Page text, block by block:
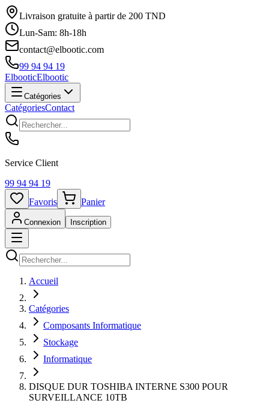
Livraison gratuite à partir de 200 TND
Lun-Sam: 8h-18h
contact@elbootic.com
99 94 94 19
ElbooticElbootic
Catégories
CatégoriesContact
Service Client
99 94 94 19
Favoris
Panier
Connexion Inscription
Accueil
Catégories
Composants Informatique
Stockage
Informatique
DISQUE DUR TOSHIBA INTERNE S300 POUR
SURVEILLANCE 10TB